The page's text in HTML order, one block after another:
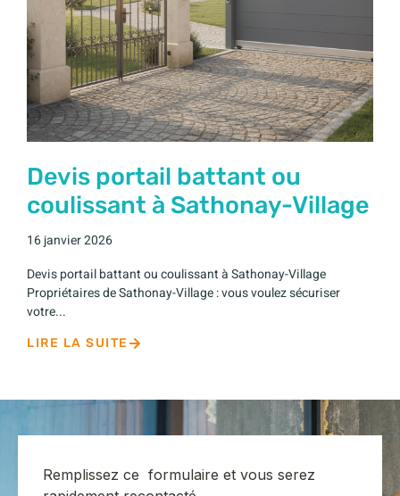
Devis portail battant ou
coulissant à Sathonay-Village
16 janvier 2026
Devis portail battant ou coulissant à Sathonay-Village
Propriétaires de Sathonay-Village : vous voulez sécuriser
votre...
LIRE LA SUITE